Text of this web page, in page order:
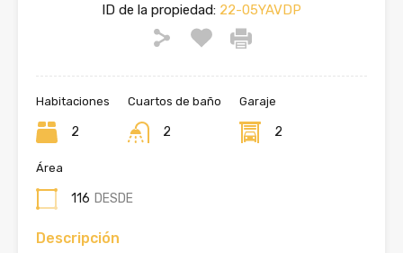
ID de la propiedad: 22-05YAVDP
Habitaciones
2
Cuartos de baño
2
Garaje
2
Área
116 DESDE
Descripción